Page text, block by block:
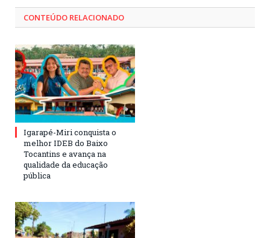
CONTEÚDO RELACIONADO
Igarapé-Miri conquista o
melhor IDEB do Baixo
Tocantins e avança na
qualidade da educação
pública